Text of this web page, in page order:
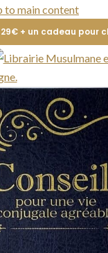
to main content
+ un cadeau pour